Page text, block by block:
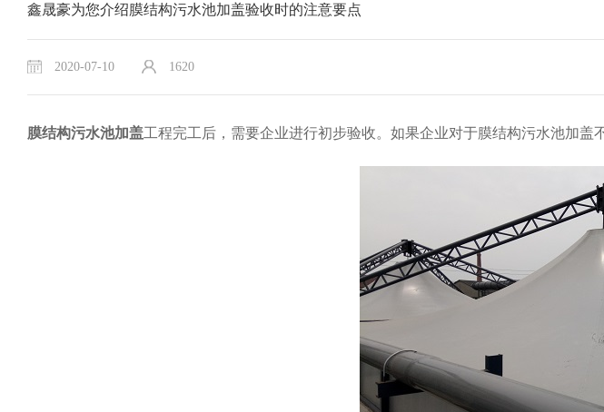
鑫晟豪为您介绍膜结构污水池加盖验收时的注意要点
2020-07-10 1620
膜结构污水池加盖工程完工后，需要企业进行初步验收。如果企业对于膜结构污水池加盖